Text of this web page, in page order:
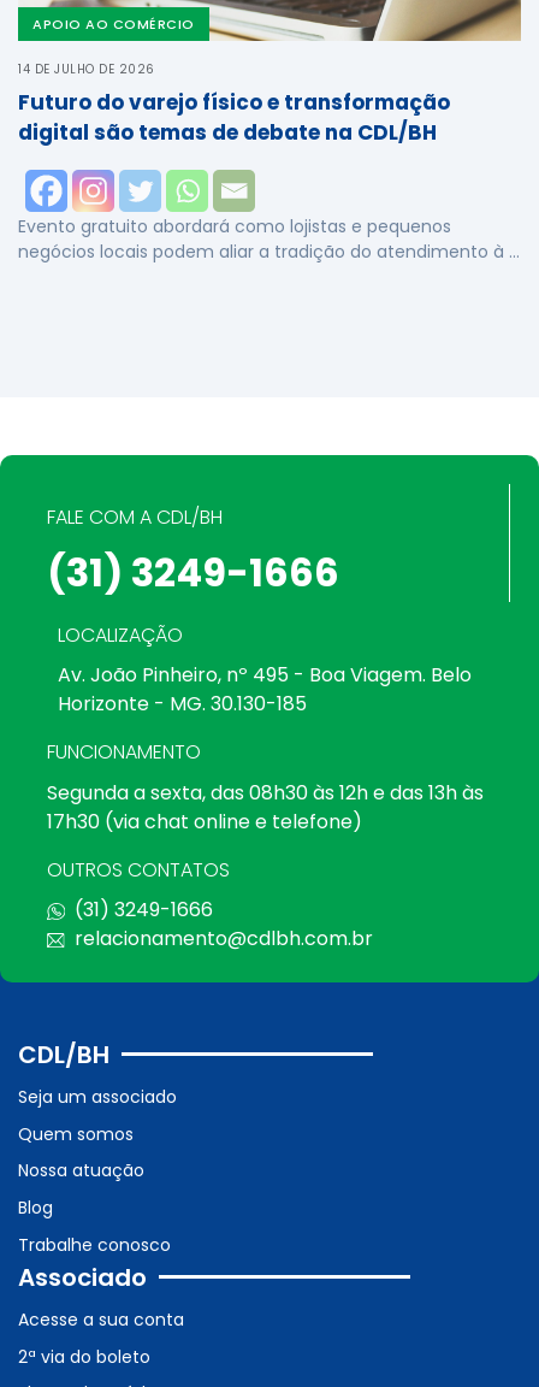
APOIO AO COMÉRCIO
14 DE JULHO DE 2026
Futuro do varejo físico e transformação
digital são temas de debate na CDL/BH
Evento gratuito abordará como lojistas e pequenos
negócios locais podem aliar a tradição do atendimento à …
FALE COM A CDL/BH
(31) 3249-1666
LOCALIZAÇÃO
Av. João Pinheiro, nº 495 - Boa Viagem. Belo
Horizonte - MG. 30.130-185
FUNCIONAMENTO
Segunda a sexta, das 08h30 às 12h e das 13h às
17h30 (via chat online e telefone)
OUTROS CONTATOS
(31) 3249-1666
relacionamento@cdlbh.com.br
CDL/BH
Seja um associado
Quem somos
Nossa atuação
Blog
Trabalhe conosco
Associado
Acesse a sua conta
2ª via do boleto